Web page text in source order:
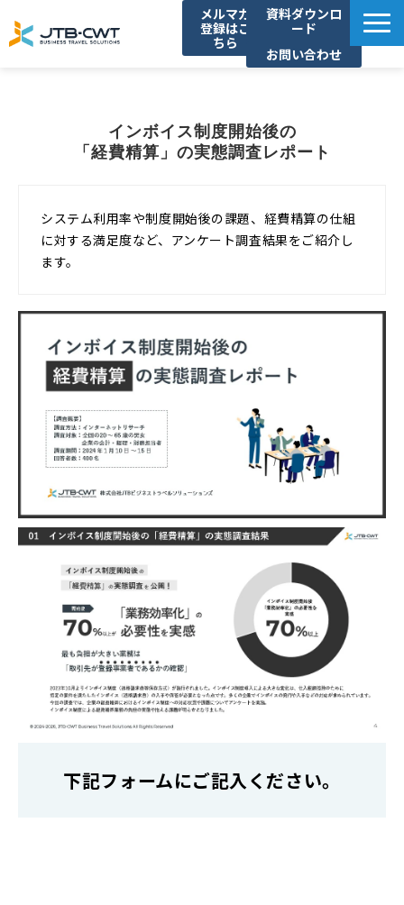
メルマガ
登録はこ
ちら
資料ダウンロ
ード
お問い合わせ
導入事例
コラム
お知らせ
インボイス制度開始後の
「経費精算」の実態調査レポート
システム利用率や制度開始後の課題、経費精算の仕組
に対する満足度など、アンケート調査結果をご紹介し
ます。
下記フォームにご記入ください。